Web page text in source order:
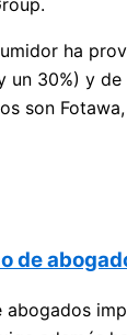
ha
30%) y
son
de